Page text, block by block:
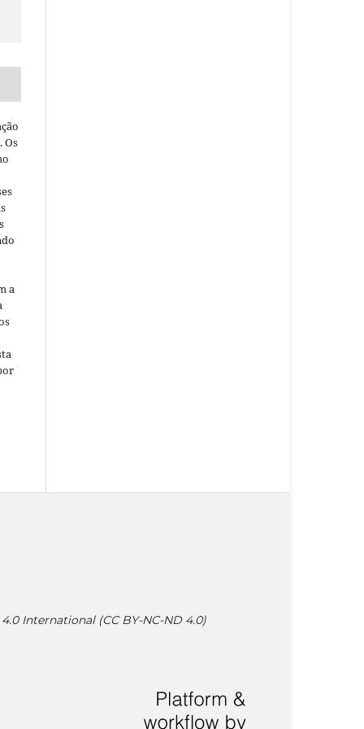
Os
a
International (CC BY-NC-ND 4.0)